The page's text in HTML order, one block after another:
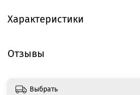
Характеристики
Отзывы
Выбрать